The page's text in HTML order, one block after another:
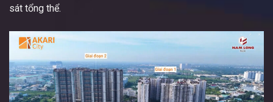
sát tổng thể.